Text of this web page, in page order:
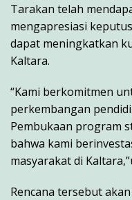
Tarakan telah
mengapresiasi
dapat meningkatkan
Kaltara.
“Kami berkomitmen
perkembangan
Pembukaan program
bahwa kami
masyarakat di
Rencana tersebut